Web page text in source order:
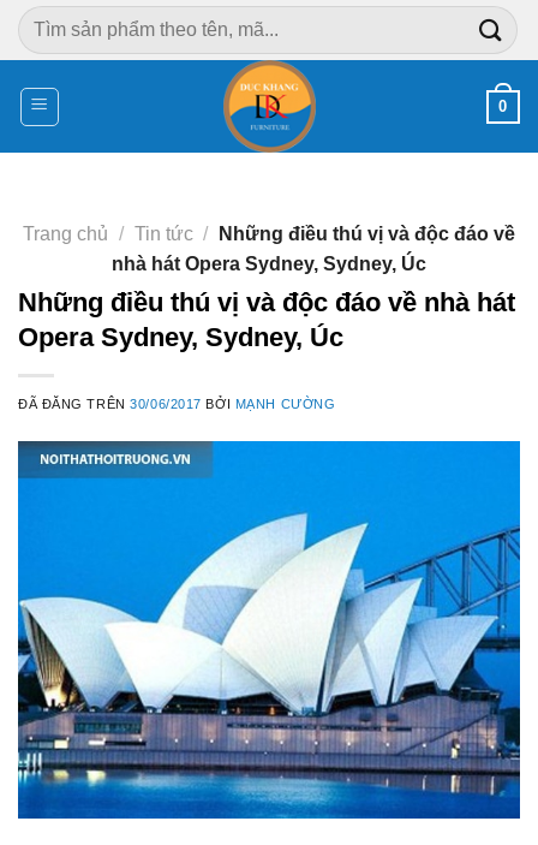
Chuyển
đến
dung
Tìm
kiếm:
0
Trang chủ / Tin tức /
Những điều thú vị và độc đáo về
nhà hát Opera Sydney, Sydney, Úc
Những điều thú vị và độc đáo về nhà hát
Opera Sydney, Sydney, Úc
ĐÃ ĐĂNG TRÊN30/06/2017 BỞI MẠNH CƯỜNG